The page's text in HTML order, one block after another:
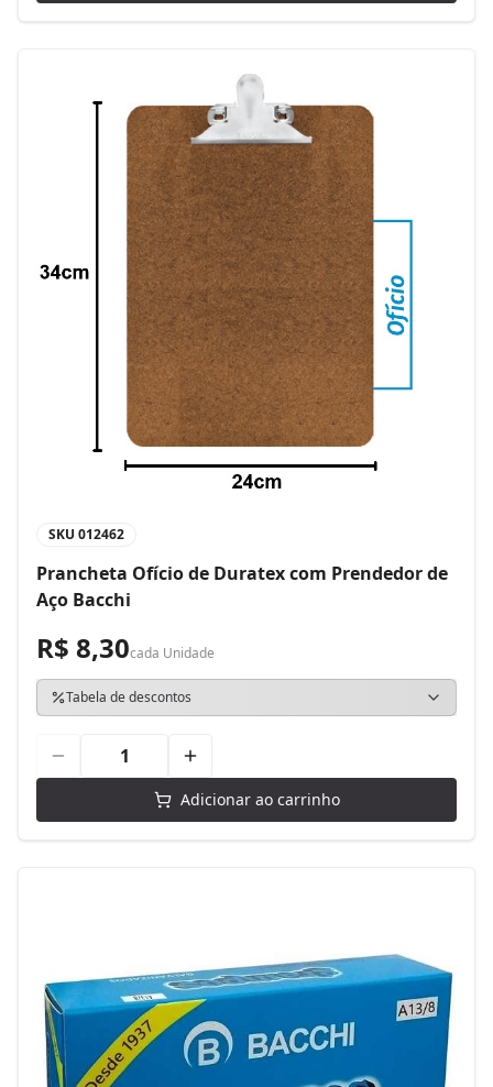
SKU 012462
Prancheta Ofício de Duratex com Prendedor de
Aço Bacchi
R$ 8,30cada Unidade
Tabela de descontos
Adicionar ao carrinho